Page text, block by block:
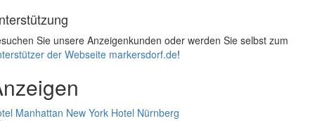
Sie unsere Anzeigenkunden oder werden Sie selbst zum
der Webseite markersdorf.de!
Manhattan New York Hotel Nürnberg